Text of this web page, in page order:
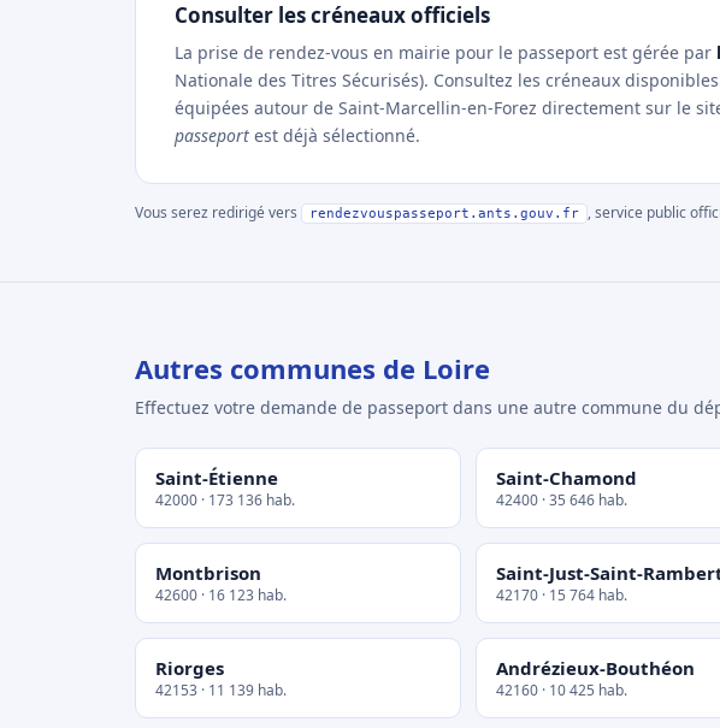
Consulter les créneaux officiels
La prise de rendez-vous en mairie pour le passeport est gérée par
Nationale des Titres Sécurisés). Consultez les créneaux
équipées autour de Saint-Marcellin-en-Forez directement sur le
passeport est déjà sélectionné.
Vous serez redirigé vers rendezvouspasseport.ants.gouv.fr , service public
Autres communes de Loire
Effectuez votre demande de passeport dans une autre commune du
Saint-Étienne
42000 · 173 136 hab.
Saint-Chamond
42400 · 35 646 hab.
Montbrison
42600 · 16 123 hab.
Saint-Just-Saint-
42170 · 15 764 hab.
Riorges
42153 · 11 139 hab.
Andrézieux-Bouthéon
42160 · 10 425 hab.